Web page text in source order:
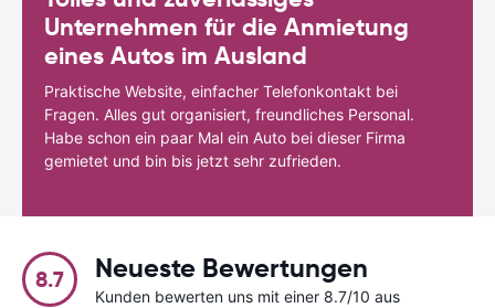
Unternehmen für die Anmietung
eines Autos im Ausland
Praktische Website, einfacher Telefonkontakt bei
Fragen. Alles gut organisiert, freundliches Personal.
Habe schon ein paar Mal ein Auto bei dieser Firma
gemietet und bin bis jetzt sehr zufrieden.
8.7 Neueste Bewertungen
Kunden bewerten uns mit einer 8.7/10 aus